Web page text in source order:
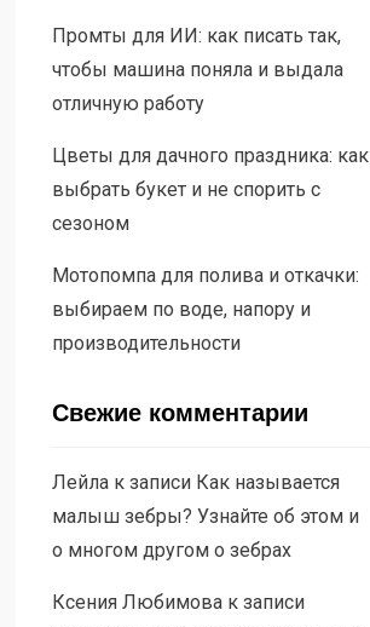
Промты для ИИ: как писать так,
чтобы машина поняла и выдала
отличную работу
Цветы для дачного праздника: как
выбрать букет и не спорить с
сезоном
Мотопомпа для полива и откачки:
выбираем по воде, напору и
производительности
Свежие комментарии
Лейлак записи Как называется
малыш зебры? Узнайте об этом и
о многом другом о зебрах
Ксения Любимовак записи